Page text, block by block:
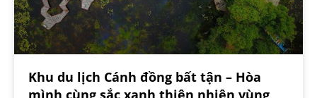
Khu du lịch Cánh đồng bất tận – Hòa